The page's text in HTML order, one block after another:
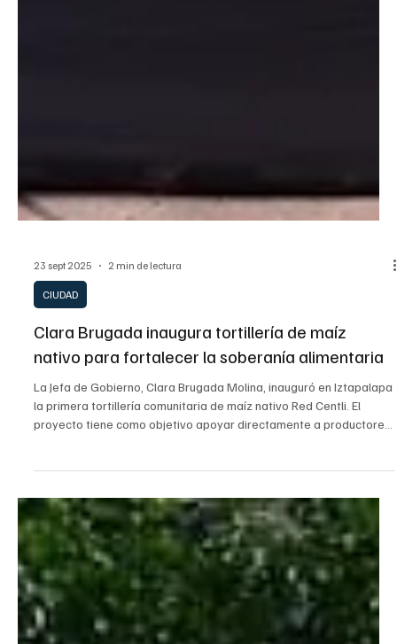
23 sept 2025 2 min de lectura
CIUDAD
La Jefa de Gobierno, Clara Brugada Molina, inauguró en Iztapalapa
la primera tortillería comunitaria de maíz nativo Red Centli. El
proyecto tiene como objetivo apoyar directamente a productores
locales de la zona rural de la ciudad, al tiempo que garantiza el
acceso a un alimento sano y de calidad para la población, sin
intermediarios y a un precio justo.